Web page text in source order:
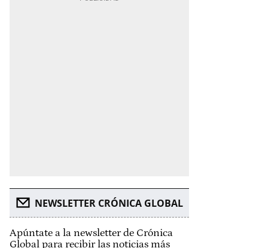
NEWSLETTER CRÓNICA GLOBAL
Apúntate a la newsletter de Crónica
Global para recibir las noticias más